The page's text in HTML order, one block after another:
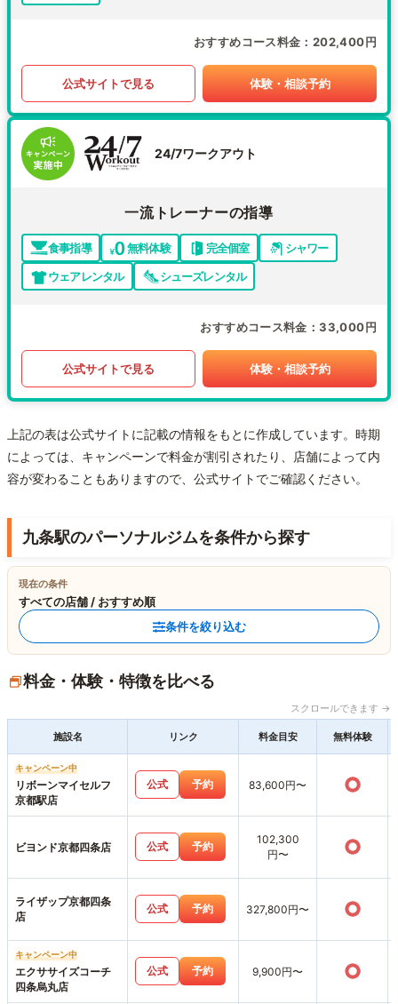
おすすめコース料金 202,400円
公式サイトで見る 体験・相談予約
24/7ワークアウト
一流トレーナーの指導
食事指導 無料体験 完全個室
シャワー
ウェアレンタル
シューズレンタル
おすすめコース料金 33,000円
公式サイトで見る 体験・相談予約
上記の表は公式サイトに記載の情報をもとに作成しています。時期
によっては、キャンペーンで料金が割引されたり、店舗によって内
容が変わることもありますので、公式サイトでご確認ください。
九条駅のパーソナルジムを条件から探す
現在の条件
すべての店舗 / おすすめ順
条件を絞り込む
料金・体験・特徴を比べる
スクロールできます →
施設名 リンク 料金目安 無料体験
キャンペーン中
リボーンマイセルフ
京都駅店
公式 予約 83,600円〜 ○
ビヨンド京都四条店 公式 予約
102,300
円〜
○
ライザップ京都四条
店
公式 予約 327,800円〜 ○
キャンペーン中
エクササイズコーチ
四条烏丸店
公式 予約 9,900円〜 ○